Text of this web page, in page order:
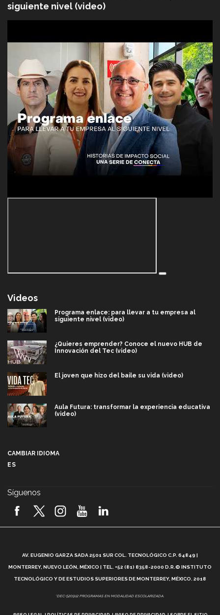
siguiente nivel (video)
Videos
Programa enlace: para llevar a tu empresa al
siguiente nivel (video)
¿Quieres emprender? Conoce el nuevo HUB de
Innovación del Tec (video)
El joven que hizo del baile su vida (video)
Aula Futura: transformar la experiencia educativa
(video)
2026! (video)
¿Cómo es el Modelo Educativo Tec? (video)
Vida Tec: Feminismo e Inteligencia Artificial, Paola
CAMBIAR IDIOMA
ES
Síguenos
AV. EUGENIO GARZA SADA 2501 SUR COL. TECNOLÓGICO C.P. 64849 |
MONTERREY, NUEVO LEÓN, MÉXICO | TEL. +52 (81) 8358-2000 D.R.© INSTITUTO
TECNOLÓGICO Y DE ESTUDIOS SUPERIORES DE MONTERREY, MÉXICO. 2018
*DEC-520912 PROGRAMAS EN MODALIDAD ESCOLARIZADA.